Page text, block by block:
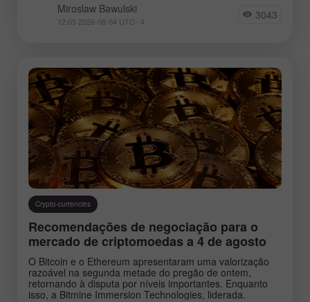
Miroslaw Bawulski
12:05 2026-08-04 UTC--4 3043
Crypto-currencies
Recomendações de negociação para o
mercado de criptomoedas a 4 de agosto
O Bitcoin e o Ethereum apresentaram uma valorização
razoável na segunda metade do pregão de ontem,
retornando à disputa por níveis importantes. Enquanto
isso, a Bitmine Immersion Technologies, liderada.